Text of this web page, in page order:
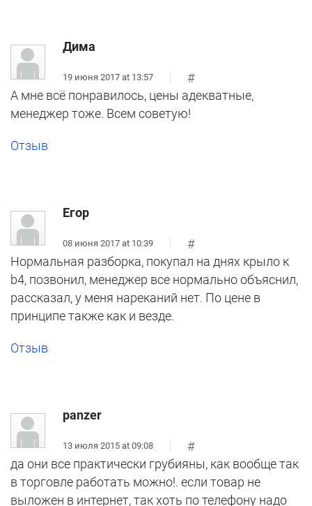
Дима
19 июня 2017 at 13:57
#
А мне всё понравилось, цены адекватные,
менеджер тоже. Всем советую!
Отзыв
Егор
08 июня 2017 at 10:39
#
Нормальная разборка, покупал на днях крыло к
b4, позвонил, менеджер все нормально объяснил,
рассказал, у меня нареканий нет. По цене в
принципе также как и везде.
Отзыв
panzer
13 июля 2015 at 09:08
#
да они все практически грубияны, как вообще так
в торговле работать можно!. если товар не
выложен в интернет, так хоть по телефону надо